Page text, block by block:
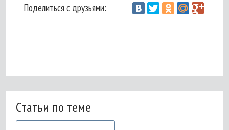
Поделиться с друзьями:
Статьи по теме